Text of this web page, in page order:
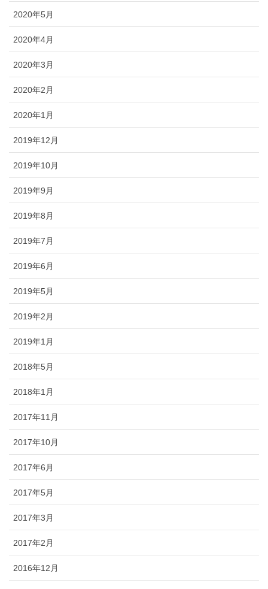
2020年5月
2020年4月
2020年3月
2020年2月
2020年1月
2019年12月
2019年10月
2019年9月
2019年8月
2019年7月
2019年6月
2019年5月
2019年2月
2019年1月
2018年5月
2018年1月
2017年11月
2017年10月
2017年6月
2017年5月
2017年3月
2017年2月
2016年12月